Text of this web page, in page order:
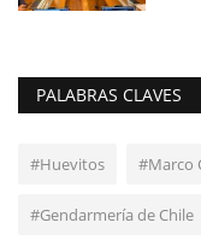
PALABRAS CLAVES
#Huevitos #Marco
#Gendarmería de Chile